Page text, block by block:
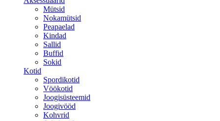
Mütsid
Nokamütsid
Peapaelad
Kindad
Sallid
Buffid
Sokid
Kotid
Spordikotid
Vöökotid
Joogisüsteemid
Joogivööd
Kohvrid